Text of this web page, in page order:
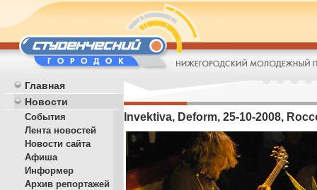
Главная
Новости
События
Лента новостей
Новости сайта
Афиша
Информер
Архив репортажей
Invektiva, Deform, 25-10-2008,